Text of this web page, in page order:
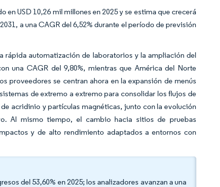
USD 10,26 mil millones en 2025 y se estima que crecerá
a una CAGR del 6,52% durante el período de previsión
automatización de laboratorios y la ampliación del
una CAGR del 9,80%, mientras que América del Norte
proveedores se centran ahora en la expansión de menús
de extremo a extremo para consolidar los flujos de
acridinio y partículas magnéticas, junto con la evolución
Al mismo tiempo, el cambio hacia sitios de pruebas
y de alto rendimiento adaptados a entornos con
del 53,60% en 2025; los analizadores avanzan a una